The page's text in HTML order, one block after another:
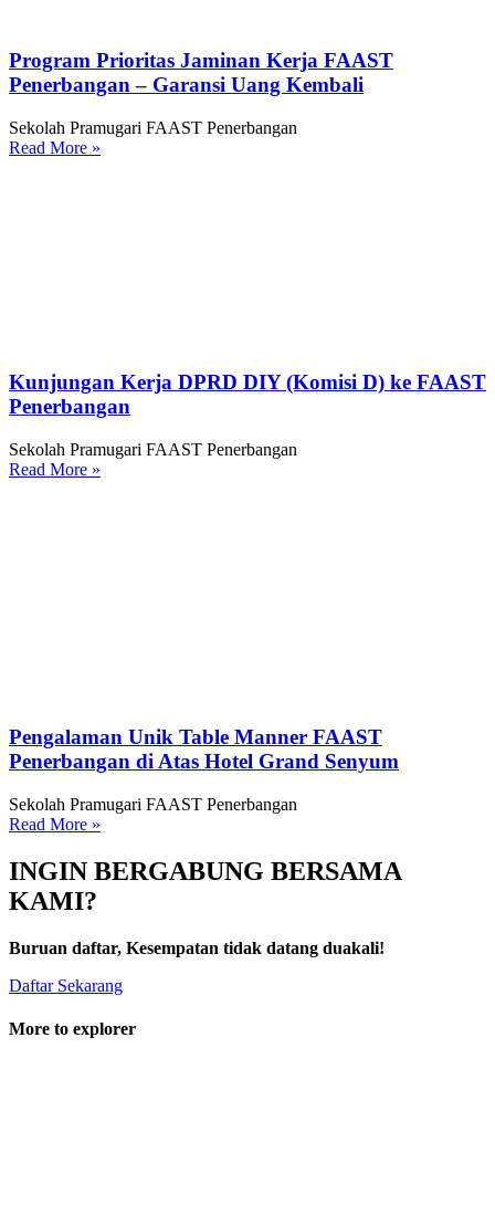
Program Prioritas Jaminan Kerja FAAST
Penerbangan – Garansi Uang Kembali
Sekolah Pramugari FAAST Penerbangan
Read More »
Kunjungan Kerja DPRD DIY (Komisi D) ke FAAST
Penerbangan
Sekolah Pramugari FAAST Penerbangan
Read More »
Pengalaman Unik Table Manner FAAST
Penerbangan di Atas Hotel Grand Senyum
Sekolah Pramugari FAAST Penerbangan
Read More »
INGIN BERGABUNG BERSAMA
KAMI?
Buruan daftar, Kesempatan tidak datang duakali!
Daftar Sekarang
More to explorer